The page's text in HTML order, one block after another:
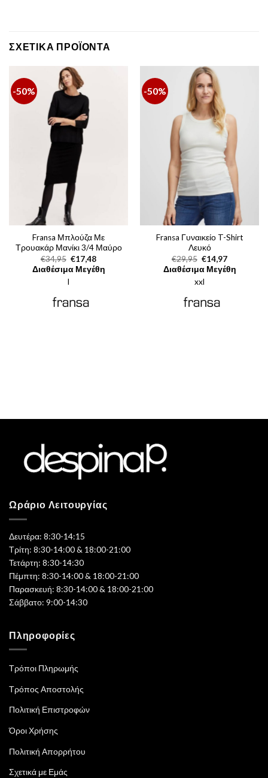
ΣΧΕΤΙΚΆ ΠΡΟΪΌΝΤΑ
-50%
Fransa Μπλούζα Με
Τρουακάρ Μανίκι 3/4 Μαύρο
€34,95 Original
price
was:
€17,48Η
τρέχουσα
τιμή
Διαθέσιμα Μεγέθη
l
-50%
Fransa Γυναικείο T-Shirt
Λευκό
€29,95 Original
price
was:
€29,95.
€14,97Η
τρέχουσα
τιμή
Διαθέσιμα Μεγέθη
xxl
Ωράριο Λειτουργίας
Δευτέρα: 8:30-14:15
Τρίτη: 8:30-14:00 & 18:00-21:00
Τετάρτη: 8:30-14:30
Πέμπτη: 8:30-14:00 & 18:00-21:00
Παρασκευή: 8:30-14:00 & 18:00-21:00
Σάββατο: 9:00-14:30
Πληροφορίες
Τρόποι Πληρωμής
Τρόπος Αποστολής
Πολιτική Επιστροφών
Όροι Χρήσης
Πολιτική Απορρήτου
Σχετικά με Εμάς